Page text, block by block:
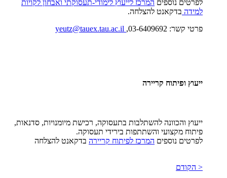
לפרטים נוספים המרכז לייעוץ לימודי-תעסוקתי ואבחון לקויות
למידה בדקאנט להצלחה.
פרטי קשר: 03-6409692,
ייעוץ ופיתוח קריירה
ייעוץ והכוונה להשתלבות בתעסוקה, רכישת מיומנויות, סדנאות,
פיתוח מקצועי והשתתפות בירידי תעסוקה.
לפרטים נוספים המרכז לפיתוח קריירה בדקאנט להצלחה
< הקודם